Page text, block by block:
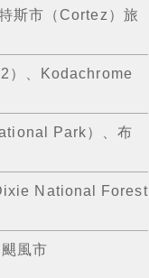
斯市（Cortez）旅
）、Kodachrome
Park）、布
National Forest
風市